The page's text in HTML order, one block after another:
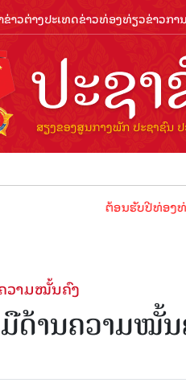
ຂ່າວຕ່າງປະເທດຂ່າວທ່ອງທ່ຽວຂ່າວກາ
ຕ້ອນຮັບປີທ່ອງທ່ຽວລາ
ວາມໝັ້ນຄົງ
ດ້ານຄວາມໝັ້